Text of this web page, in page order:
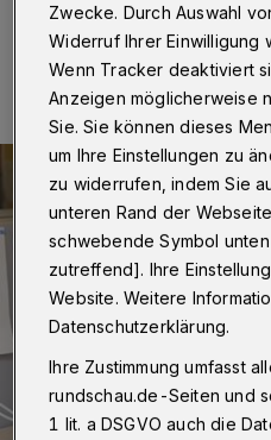
15.12.2020 , 20:14 Uhr
Zwecke. Durch Auswahl
Widerruf Ihrer Einwilligung
Wenn Tracker deaktiviert
Anzeigen möglicherweise
Sie. Sie können dieses
um Ihre Einstellungen zu
zu widerrufen, indem Sie
unteren Rand der
schwebende Symbol
zutreffend]. Ihre
Website. Weitere
Datenschutzerklärung.
Ihre Zustimmung umfasst
rundschau.de-Seiten und
1 lit. a DSGVO auch die